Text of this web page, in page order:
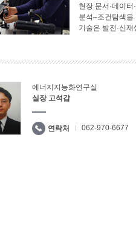
현장 문서·데이
분석–조건탐색을
기술은 발전·신
에너지지능화연구실
실장 고석갑
연락처 062-970-6677